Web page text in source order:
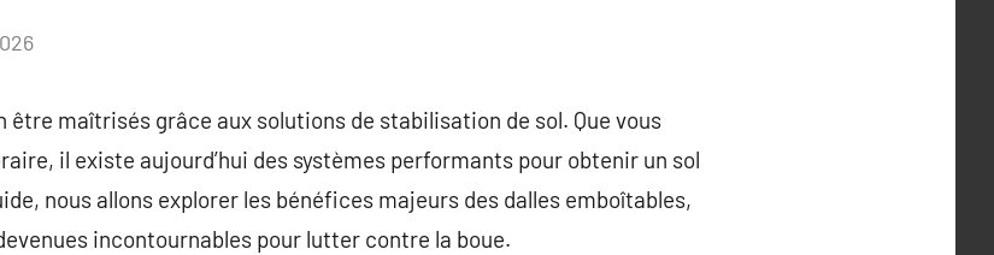
maîtrisés grâce aux solutions de stabilisation de sol. Que vous
il existe aujourd’hui des systèmes performants pour obtenir un sol
nous allons explorer les bénéfices majeurs des dalles emboîtables,
incontournables pour lutter contre la boue.